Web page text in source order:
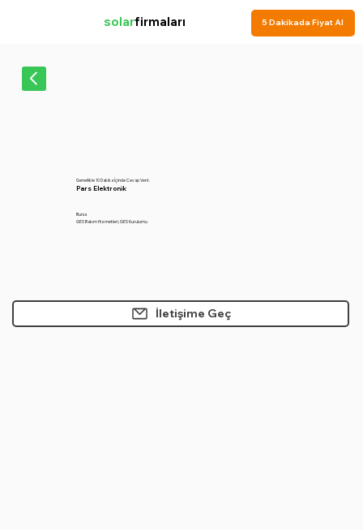
solarfirmaları 5 Dakikada Fiyat Al
Genellikle 10 Dakika İçinde Cevap Verir.
Pars Elektronik
Bursa
GES Bakım Hizmetleri, GES Kurulumu
İletişime Geç